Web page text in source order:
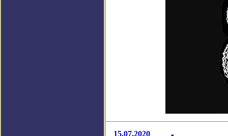
15.07.2020